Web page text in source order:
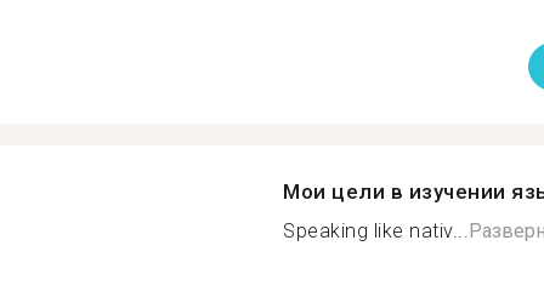
Мои цели в изучении
Speaking like nativ...